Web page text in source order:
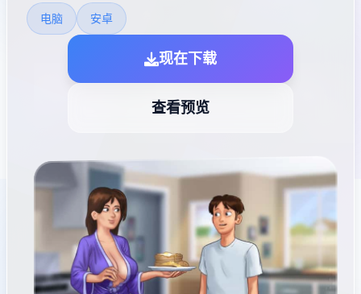
电脑 安卓
现在下载
查看预览